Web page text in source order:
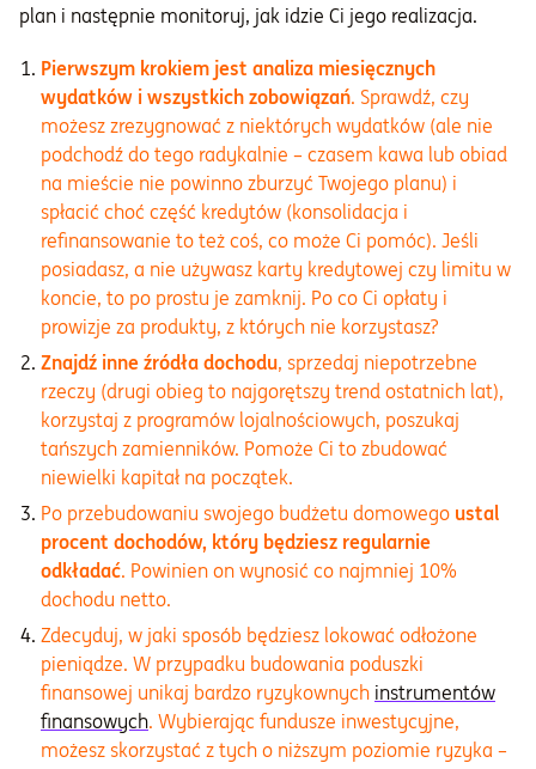
plan i następnie monitoruj, jak idzie Ci jego realizacja.
Pierwszym krokiem jest analiza miesięcznych
wydatków i wszystkich zobowiązań. Sprawdź, czy
możesz zrezygnować z niektórych wydatków (ale nie
podchodź do tego radykalnie – czasem kawa lub obiad
na mieście nie powinno zburzyć Twojego planu) i
spłacić choć część kredytów (konsolidacja i
refinansowanie to też coś, co może Ci pomóc). Jeśli
posiadasz, a nie używasz karty kredytowej czy limitu w
koncie, to po prostu je zamknij. Po co Ci opłaty i
prowizje za produkty, z których nie korzystasz?
Znajdź inne źródła dochodu, sprzedaj niepotrzebne
rzeczy (drugi obieg to najgorętszy trend ostatnich lat),
korzystaj z programów lojalnościowych, poszukaj
tańszych zamienników. Pomoże Ci to zbudować
niewielki kapitał na początek.
Po przebudowaniu swojego budżetu domowego ustal
procent dochodów, który będziesz regularnie
odkładać. Powinien on wynosić co najmniej 10%
dochodu netto.
Zdecyduj, w jaki sposób będziesz lokować odłożone
pieniądze. W przypadku budowania poduszki
finansowej unikaj bardzo ryzykownych instrumentów
finansowych. Wybierając fundusze inwestycyjne,
możesz skorzystać z tych o niższym poziomie ryzyka –